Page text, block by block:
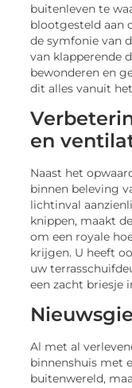
buitenleven te
blootgesteld aan
de symfonie van
van klapperende
bewonderen en
dit alles vanuit
en
Naast het
binnen beleving
lichtinval
knippen, maakt
om een royale
krijgen. U heeft
uw
een zacht briesje
Al met al
binnenshuis met
buitenwereld,